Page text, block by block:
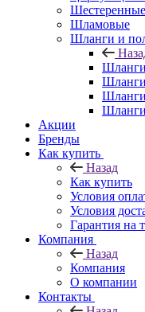
Шестеренные
Шламовые
Шланги и
Акции
Бренды
Как купить
Назад
Как купить
Условия
Условия
Гарантия на
Компания
Назад
Компания
О компании
Контакты